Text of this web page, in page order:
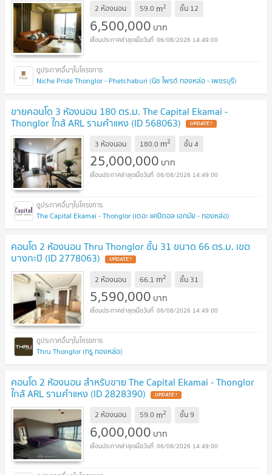
2 ห้องนอน 59.0 m2 ชั้น 12
6,500,000 บาท
06/08/2026 14:49:00
Niche Pride Thonglor - Phetchaburi (นิช ไพรด์ ทองหล่อ - เพชรบุรี)
ขายคอนโด 3 ห้องนอน 180 ตร.ม. The Capital Ekamai -
Thonglor ใกล้ ARL รามคำแหง (ID 568063) UPDATE !
3 ห้องนอน 180.0 m2 ชั้น4
25,000,000 บาท
06/08/2026 14:49:00
The Capital Ekamai - Thonglor (เดอะ แคปิตอล เอกมัย - ทองหล่อ)
คอนโด 2 ห้องนอน Thru Thonglor ชั้น 31 ขนาด 66 ตร.ม. เขต
บางกะปิ (ID 2778063) UPDATE !
2 ห้องนอน 66.1 m2 ชั้น 31
5,590,000 บาท
06/08/2026 14:49:00
Thru Thonglor (ทรู ทองหล่อ)
คอนโด 2 ห้องนอน สำหรับขาย The Capital Ekamai - Thonglor
ใกล้ ARL รามคำแหง (ID 2828390) UPDATE !
2 ห้องนอน 59.0 m2 ชั้น9
6,000,000 บาท
06/08/2026 14:49:00